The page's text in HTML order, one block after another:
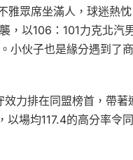
雅眾席坐滿人，球迷熱忱
，以106：101力克北汽
小伙子也是緣分遇到了商
效力排在同盟榜首，帶著
以場均117.4的高分率令